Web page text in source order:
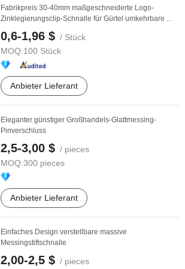
Fabrikpreis 30-40mm maßgeschneiderte Logo-
Zinklegierungsclip-Schnalle für Gürtel umkehrbare ...
0,6-1,96 $ / Stück
MOQ:100 Stück
Anbieter Lieferant
Eleganter günstiger Großhandels-Glattmessing-
Pinverschluss
2,5-3,00 $ / pieces
MOQ:300 pieces
Anbieter Lieferant
Einfaches Design verstellbare massive
Messingstiftschnalle
2,00-2,5 $ / pieces